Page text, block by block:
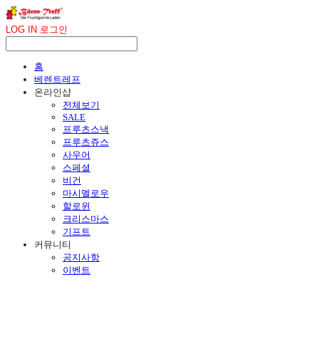
LOG IN 로그인
홈
베렌트레프
온라인샵
전체보기
SALE
프루츠스낵
프루츠쥬스
사우어
스페셜
비건
마시멜로우
할로윈
크리스마스
기프트
커뮤니티
공지사항
이벤트